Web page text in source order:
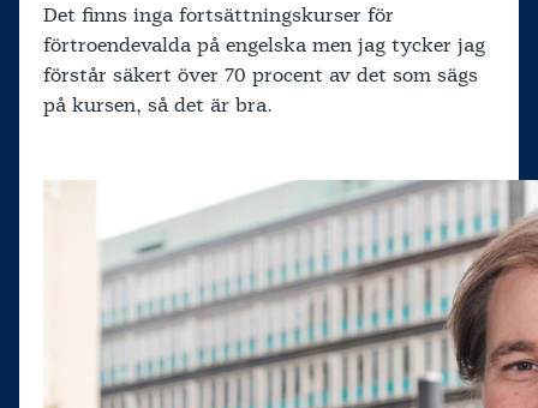
Det finns inga fortsättningskurser för
förtroendevalda på engelska men jag tycker jag
förstår säkert över 70 procent av det som sägs
på kursen, så det är bra.